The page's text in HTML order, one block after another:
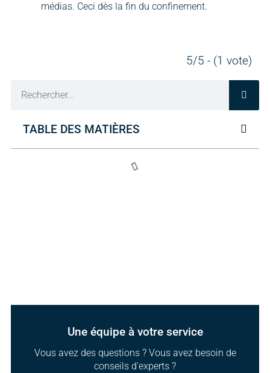
TABLE DES MATIÈRES
Une équipe à votre service
Vous avez des questions ? Vous avez besoin de
conseils d'experts ?
médias. Ceci dès la fin du confinement.
5/5 - (1 vote)